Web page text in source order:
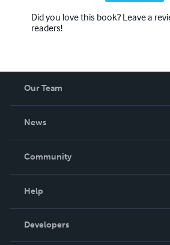
Did you love this book? Leave a
readers!
Our Team
News
In The News
Community
Podcast
Help
Order Lookup
Knowledge Base
Developers